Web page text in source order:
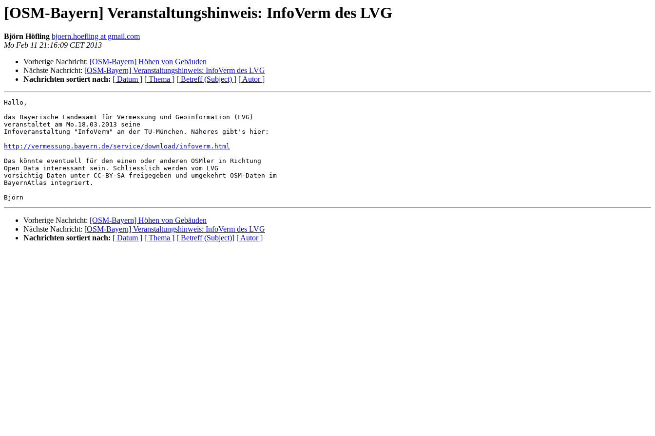
[OSM-Bayern] Veranstaltungshinweis: InfoVerm des LVG
Björn Höfling bjoern.hoefling at gmail.com
Mo Feb 11 21:16:09 CET 2013
Vorherige Nachricht: [OSM-Bayern] Höhen von Gebäuden
Nächste Nachricht: [OSM-Bayern] Veranstaltungshinweis: InfoVerm des LVG
Nachrichten sortiert nach: [ Datum ] [ Thema ] [ Betreff (Subject) ] [ Autor ]
Hallo,
das Bayerische Landesamt für Vermessung und Geoinformation (LVG)
veranstaltet am Mo.18.03.2013 seine
Infoveranstaltung "InfoVerm" an der TU-München. Näheres gibt's hier:
http://vermessung.bayern.de/service/download/infoverm.html
Das könnte eventuell für den einen oder anderen OSMler in Richtung
Open Data interessant sein. Schliesslich werden vom LVG
vorsichtig Daten unter CC-BY-SA freigegeben und umgekehrt OSM-Daten im
BayernAtlas integriert.
Vorherige Nachricht: [OSM-Bayern] Höhen von Gebäuden
Nächste Nachricht: [OSM-Bayern] Veranstaltungshinweis: InfoVerm des LVG
Nachrichten sortiert nach: [ Datum ] [ Thema ] [ Betreff (Subject)] [ Autor ]